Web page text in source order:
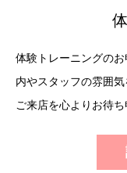
体験トレーニングの
内やスタッフの雰囲気
ご来店を心よりお待ち